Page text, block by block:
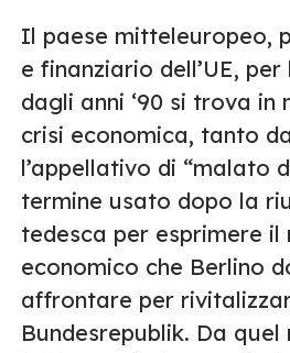
Il paese mitteleuropeo,
e finanziario dell’UE,
dagli anni ‘90 si trova in
crisi economica, tanto
l’appellativo di “malato
termine usato dopo la
tedesca per esprimere il
economico che Berlino
affrontare per
Bundesrepublik. Da